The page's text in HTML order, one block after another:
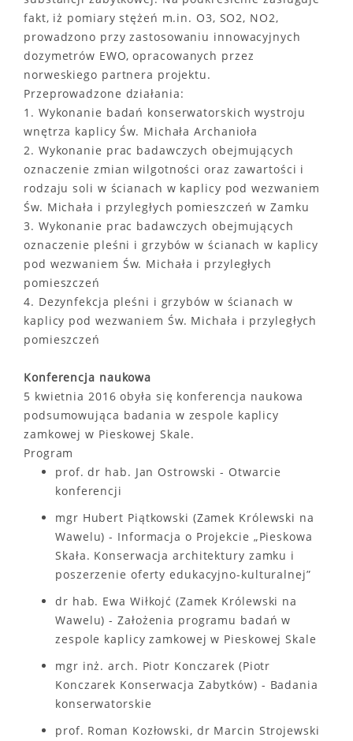
fakt, iż pomiary stężeń m.in. O3, SO2, NO2,
prowadzono przy zastosowaniu innowacyjnych
dozymetrów EWO, opracowanych przez
norweskiego partnera projektu.
Przeprowadzone działania:
1. Wykonanie badań konserwatorskich wystroju
wnętrza kaplicy Św. Michała Archanioła
2. Wykonanie prac badawczych obejmujących
oznaczenie zmian wilgotności oraz zawartości i
rodzaju soli w ścianach w kaplicy pod wezwaniem
Św. Michała i przyległych pomieszczeń w Zamku
3. Wykonanie prac badawczych obejmujących
oznaczenie pleśni i grzybów w ścianach w kaplicy
pod wezwaniem Św. Michała i przyległych
pomieszczeń
4. Dezynfekcja pleśni i grzybów w ścianach w
kaplicy pod wezwaniem Św. Michała i przyległych
pomieszczeń
Konferencja naukowa
5 kwietnia 2016 obyła się konferencja naukowa
podsumowująca badania w zespole kaplicy
zamkowej w Pieskowej Skale.
Program
prof. dr hab. Jan Ostrowski - Otwarcie
konferencji
mgr Hubert Piątkowski (Zamek Królewski na
Wawelu) - Informacja o Projekcie „Pieskowa
Skała. Konserwacja architektury zamku i
poszerzenie oferty edukacyjno-kulturalnej”
dr hab. Ewa Wiłkojć (Zamek Królewski na
Wawelu) - Założenia programu badań w
zespole kaplicy zamkowej w Pieskowej Skale
mgr inż. arch. Piotr Konczarek (Piotr
Konczarek Konserwacja Zabytków) - Badania
konserwatorskie
prof. Roman Kozłowski, dr Marcin Strojewski